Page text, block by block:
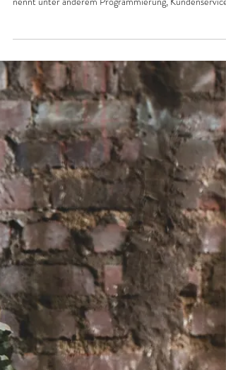
Working-Spaces wie Vision in
Berufe als besonders KI-exponiert ein, und Anthropic
nennt unter anderem Programmierung, Kundenservice
und Finanzanalyse als stark betroffen. Gleichzeitig ist die
Lage nicht so simpel wie „KI vernichtet alles“: Das World
Economic Forum erwartet bis 2030 sowohl Jobabbau als
auch neue Jobs, und die EZB sieht kurzfristig im
Euroraum eher zusätzliche Einstellungen als einen
sofortigen Beschäftigungseinbruch. Was sich in der